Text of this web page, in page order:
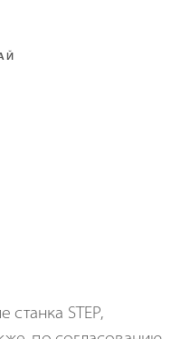
STEP,